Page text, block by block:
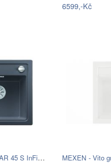
6599,-Kč
Granitový dřez Blanco ZENAR 45 S InFino… MEXEN - Vito